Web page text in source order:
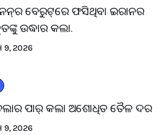
ବେରୁଟ୍‌ରେ ଫସିଥିବା ଇରାନର
ଉଦ୍ଧାର କଲା.
9, 2026
ପାର୍ କଲା ଅଶୋଧିତ ତୈଳ ଦର
9, 2026